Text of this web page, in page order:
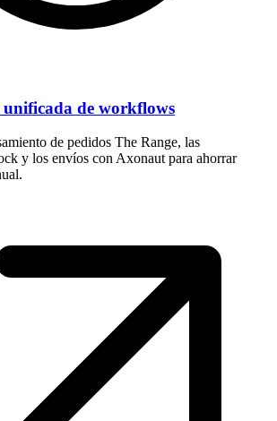
de workflows
de pedidos The Range, las
y los envíos con Axonaut para ahorrar